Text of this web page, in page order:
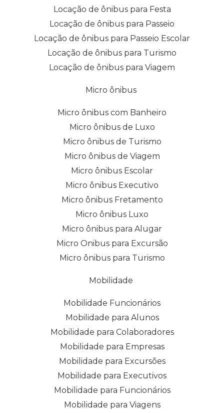
Locação de ônibus para Festa
Locação de ônibus para Passeio
Locação de ônibus para Passeio Escolar
Locação de ônibus para Turismo
Locação de ônibus para Viagem
Micro ônibus
Micro ônibus com Banheiro
Micro ônibus de Luxo
Micro ônibus de Turismo
Micro ônibus de Viagem
Micro ônibus Escolar
Micro ônibus Executivo
Micro ônibus Fretamento
Micro ônibus Luxo
Micro ônibus para Alugar
Micro Onibus para Excursão
Micro ônibus para Turismo
Mobilidade
Mobilidade Funcionários
Mobilidade para Alunos
Mobilidade para Colaboradores
Mobilidade para Empresas
Mobilidade para Excursões
Mobilidade para Executivos
Mobilidade para Funcionários
Mobilidade para Viagens